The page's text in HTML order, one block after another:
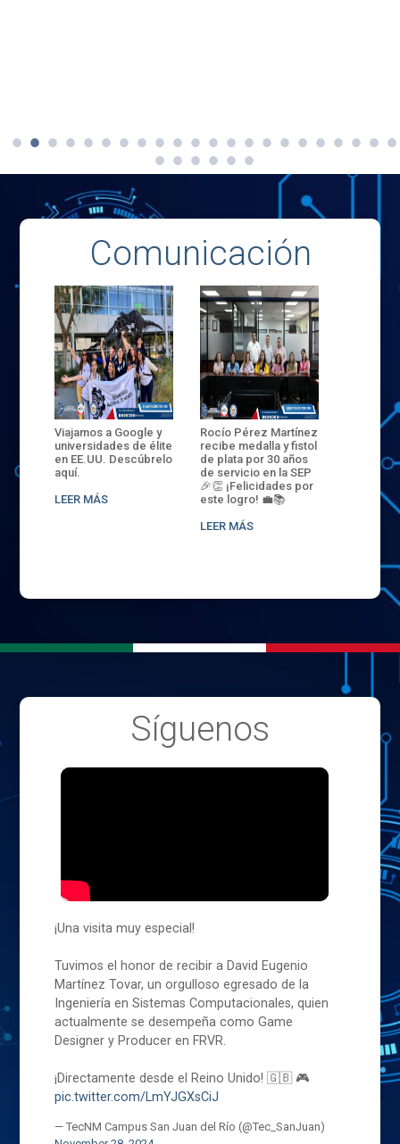
Comunicación
Viajamos a Google y
universidades de élite
en EE.UU. Descúbrelo
aquí.
LEER MÁS
Rocío Pérez Martínez
recibe medalla y fistol
de plata por 30 años
de servicio en la SEP
🎉👏 ¡Felicidades por
este logro! 💼📚
LEER MÁS
ENECB-
del
batalla.
32
sede
Síguenos
¡Una visita muy especial!
Tuvimos el honor de recibir a David Eugenio
Martínez Tovar, un orgulloso egresado de la
Ingeniería en Sistemas Computacionales, quien
actualmente se desempeña como Game
Designer y Producer en FRVR.
¡Directamente desde el Reino Unido! 🇬🇧 🎮
pic.twitter.com/LmYJGXsCiJ
— TecNM Campus San Juan del Río (@Tec_SanJuan)